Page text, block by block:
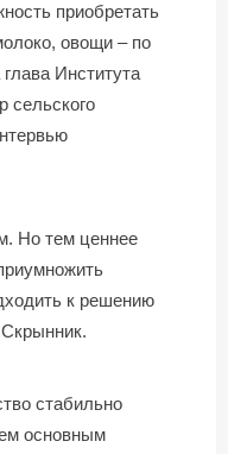
приобретать
овощи – по
Института
сельского
Но тем ценнее
к решению
стабильно
основным